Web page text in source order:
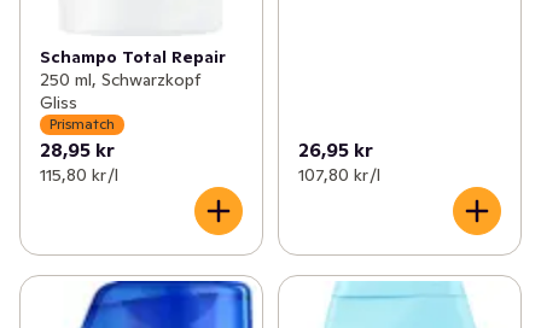
Schampo Total Repair
250 ml, Schwarzkopf
Gliss
Prismatch
28,95 kr
115,80 kr /l
26,95 kr
107,80 kr /l